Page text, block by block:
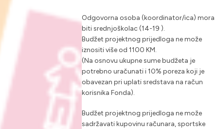
Odgovorna osoba (koordinator/ica) mora
biti srednjoškolac (14-19 ).
Budžet projektnog prijedloga ne može
iznositi više od 1100 KM.
(Na osnovu ukupne sume budžeta je
potrebno uračunati i 10% poreza koji je
obavezan pri uplati sredstava na račun
korisnika Fonda).
Budžet projektnog prijedloga ne može
sadržavati kupovinu računara, sportske